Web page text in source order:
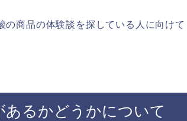
商品の体験談を探している人に向けて
るかどうかについて